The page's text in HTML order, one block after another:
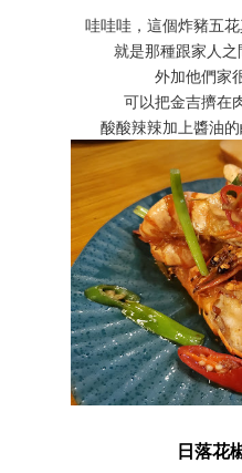
哇哇哇，這個炸豬五
就是那種跟家人之
外加他們家
可以把金吉擠在
酸酸辣辣加上醬油
日落花